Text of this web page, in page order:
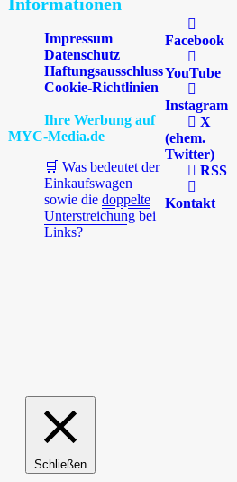
Impressum
Datenschutz
Haftungsausschluss
Cookie-Richtlinien
Ihre Werbung auf
MYC-Media.de
🛒 Was bedeutet der
Einkaufswagen
sowie die doppelte
Unterstreichung bei
Links?
Facebook
YouTube
Instagram
X
(ehem.
Twitter)
RSS
Kontakt
Schließen